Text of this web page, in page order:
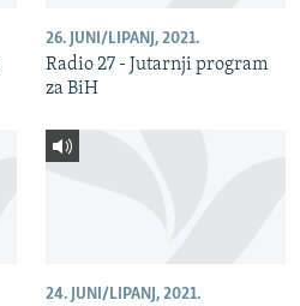
26. JUNI/LIPANJ, 2021.
Radio 27 - Jutarnji program
za BiH
24. JUNI/LIPANJ, 2021.